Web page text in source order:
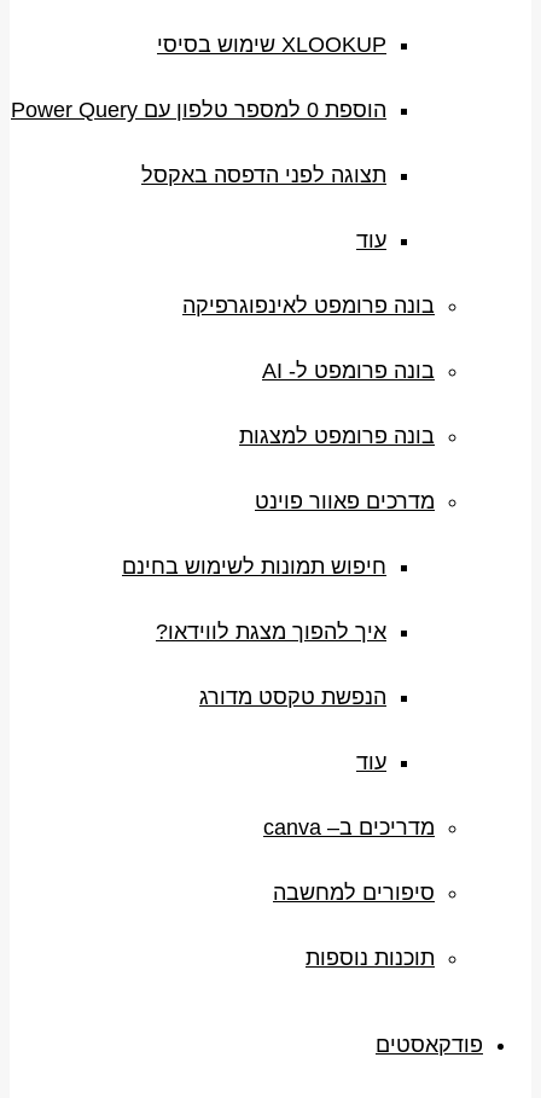
XLOOKUP שימוש בסיסי
הוספת 0 למספר טלפון עם Power Query
תצוגה לפני הדפסה באקסל
עוד
בונה פרומפט לאינפוגרפיקה
בונה פרומפט ל- AI
בונה פרומפט למצגות
מדרכים פאוור פוינט
חיפוש תמונות לשימוש בחינם
איך להפוך מצגת לווידאו?
הנפשת טקסט מדורג
עוד
מדריכים ב– canva
סיפורים למחשבה
תוכנות נוספות
פודקאסטים